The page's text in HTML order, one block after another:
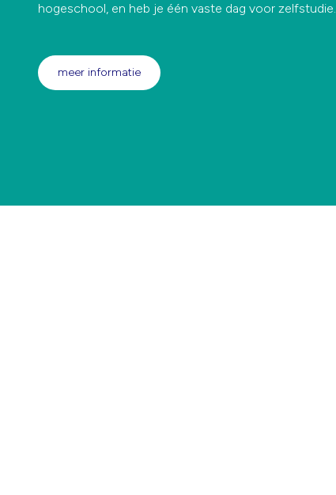
hogeschool, en heb je één vaste dag voor zelfstudie.
meer informatie